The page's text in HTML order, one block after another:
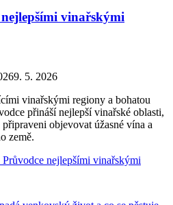
vinařskými
9. 5. 2026
vinařskými regiony a bohatou
přináší nejlepší vinařské oblasti,
objevovat úžasné vína a
země.
nejlepšími vinařskými